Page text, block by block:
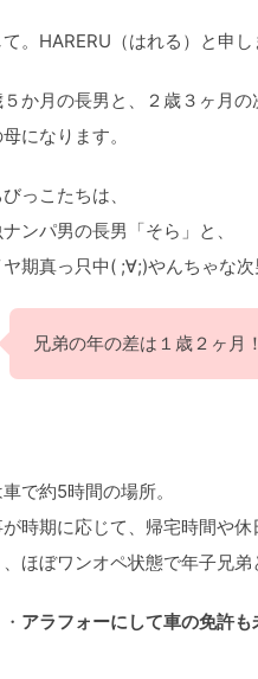
。HARERU（はれる）と申し
か月の長男と、２歳３ヶ月
になります。
っこたちは、
ンパ男の長男「そら」と、
期真っ只中( ;∀;)やんちゃな次
兄弟の年の差は１歳２ヶ月！
で約5時間の場所。
時期に応じて、帰宅時間や休
ほぼワンオペ状態で年子兄弟
アラフォーにして車の免許も